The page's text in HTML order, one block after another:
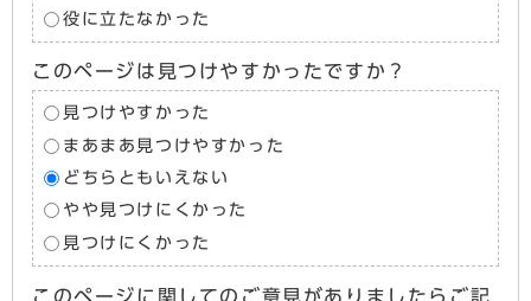
役に立たなかった
このページは見つけやすかったですか？
見つけやすかった
まあまあ見つけやすかった
どちらともいえない
やや見つけにくかった
見つけにくかった
このページに関してのご意見がありましたらご記